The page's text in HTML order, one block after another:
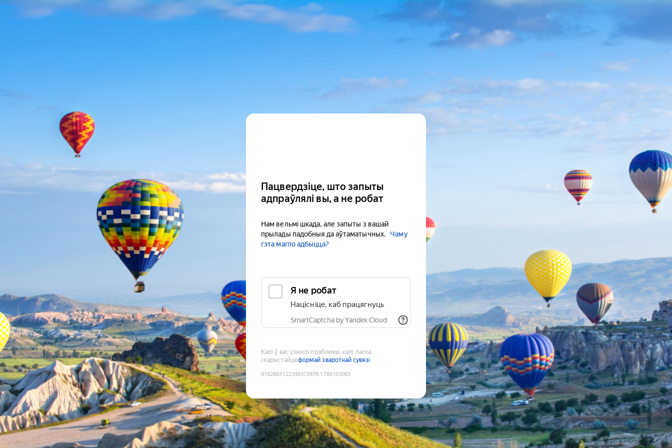
Пацвердзіце, што запыты
адпраўлялі вы, а не робат
Нам вельмі шкада, але запыты з вашай
прылады падобныя да аўтаматычных.
Чаму
гэта магло адбыцца?
Я не робат
Націсніце, каб працягнуць
SmartCaptcha by Yandex Cloud
Калі ў вас узніклі праблемы, калі ласка,
скарыстайцеформай зваротнай сувязі
9182883122390372978:1786103063